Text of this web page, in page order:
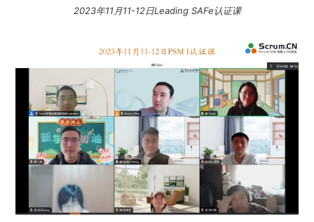
2023年11月11-12日Leading SAFe认证课